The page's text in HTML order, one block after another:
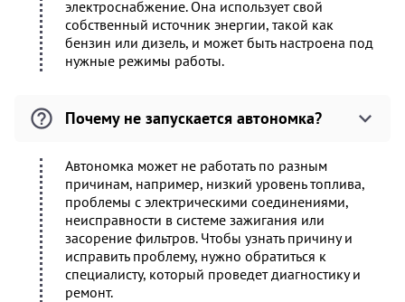
электроснабжение. Она использует свой
собственный источник энергии, такой как
бензин или дизель, и может быть настроена под
нужные режимы работы.
Почему не запускается автономка?
Автономка может не работать по разным
причинам, например, низкий уровень топлива,
проблемы с электрическими соединениями,
неисправности в системе зажигания или
засорение фильтров. Чтобы узнать причину и
исправить проблему, нужно обратиться к
специалисту, который проведет диагностику и
ремонт.